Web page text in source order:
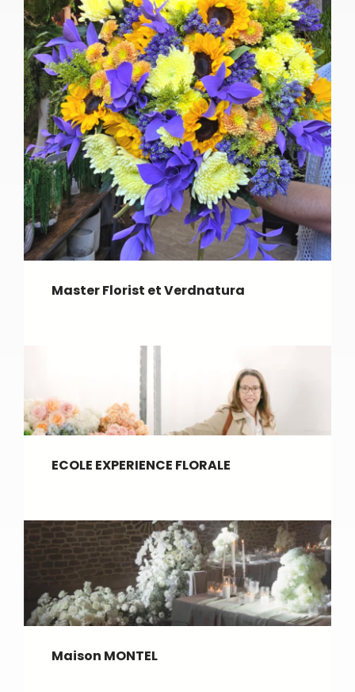
Master Florist et Verdnatura
ECOLE EXPERIENCE FLORALE
Maison MONTEL